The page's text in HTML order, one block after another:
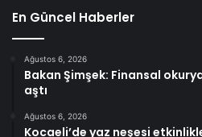
En Güncel Haberler
Ağustos 6, 2026
Bakan Şimşek: Finansal
aştı
Ağustos 6, 2026
Kocaeli’de yaz neşesi